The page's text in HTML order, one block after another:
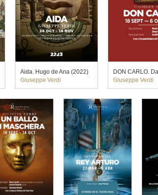
Aida. Hugo de Ana (2022)
Giuseppe Verdi
Giuseppe Verdi